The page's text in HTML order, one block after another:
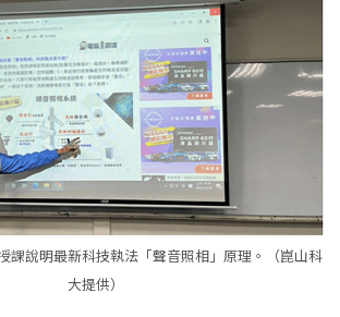
課說明最新科技執法「聲音照相」原理。（崑山科
大提供）